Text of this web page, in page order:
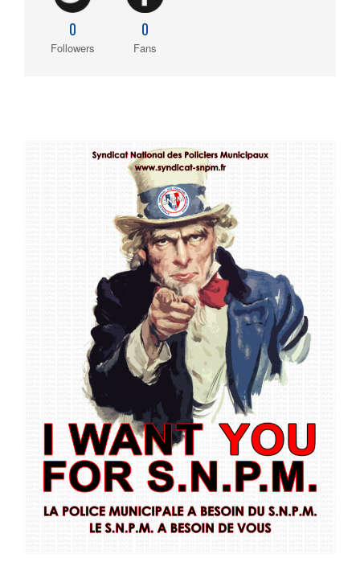
0
Followers
0
Fans